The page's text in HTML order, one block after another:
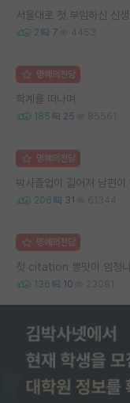
서울대로 첫 부임하신 신
2 7 4453
명예의전당
학계를 떠나며
185 25 85561
명예의전당
박사졸업이 길어져 남편
206 31 61344
명예의전당
첫 citation 뽕맛이 엄청나
136 10 23081